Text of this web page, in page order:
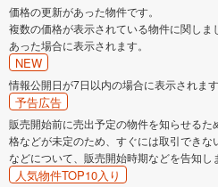
価格の更新があった物件です。
複数の価格が表示されている物件に関し
あった場合に表示されます。
NEW
情報公開日が7日以内の場合に表示されます
予告広告
販売開始前に売出予定の物件を知らせる
格などが未定のため、すぐには取引でき
などについて、販売開始時期などを告知し
人気物件TOP10入り